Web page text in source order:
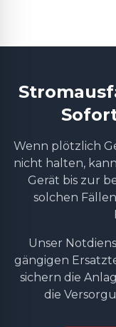
Wenn plötzlich
nicht halten,
Gerät bis zur
solchen
Unser
gängigen
sichern die
die